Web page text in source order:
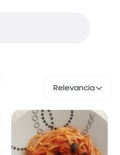
Relevancia